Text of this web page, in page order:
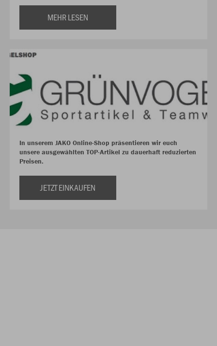
MEHR LESEN
In unserem JAKO Online-Shop präsentieren wir euch
unsere ausgewählten TOP-Artikel zu dauerhaft reduzierten
Preisen.
JETZT EINKAUFEN